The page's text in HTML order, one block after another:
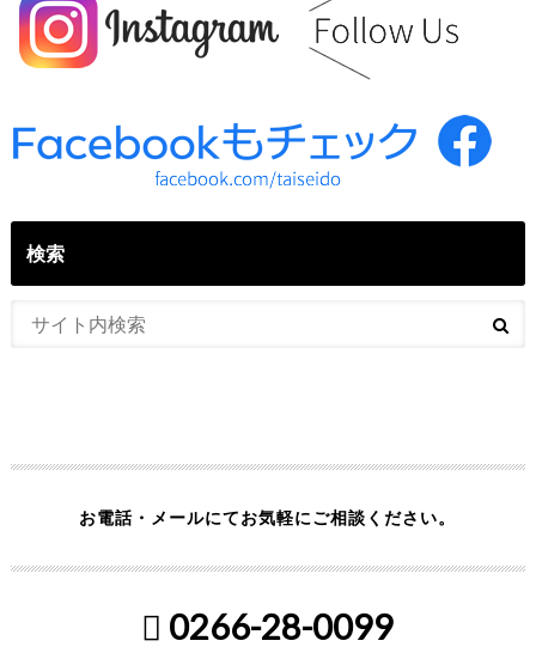
検索
お電話・メールにてお気軽にご相談ください。
0266-28-0099